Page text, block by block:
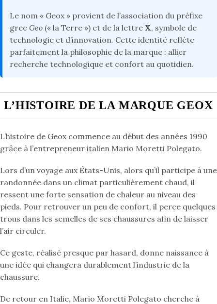
Le nom « Geox » provient de l’association du préfixe
grec Geo (« la Terre ») et de la lettre X, symbole de
technologie et d’innovation. Cette identité reflète
parfaitement la philosophie de la marque : allier
recherche technologique et confort au quotidien.
L’HISTOIRE DE LA MARQUE GEOX
L’histoire de Geox commence au début des années 1990
grâce à l’entrepreneur italien Mario Moretti Polegato.
Lors d’un voyage aux États-Unis, alors qu’il participe à une
randonnée dans un climat particulièrement chaud, il
ressent une forte sensation de chaleur au niveau des
pieds. Pour retrouver un peu de confort, il perce quelques
trous dans les semelles de ses chaussures afin de laisser
l’air circuler.
Ce geste, réalisé presque par hasard, donne naissance à
une idée qui changera durablement l’industrie de la
chaussure.
De retour en Italie, Mario Moretti Polegato cherche à